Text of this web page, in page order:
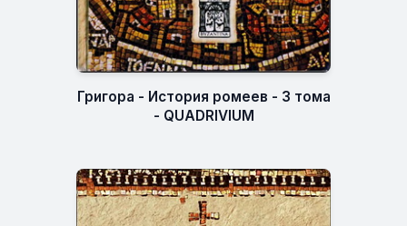
Григора - История ромеев - 3 тома
- QUADRIVIUM